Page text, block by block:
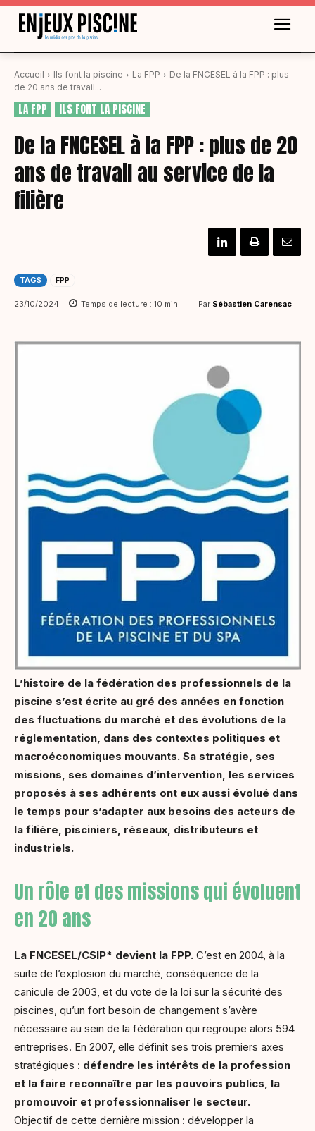
Accueil Ils font la piscine La FPP
De la FNCESEL à la FPP : plus
de 20 ans de travail...
LA FPP ILS FONT LA PISCINE
De la FNCESEL à la FPP : plus de 20
ans de travail au service de la
filière
TAGS FPP
23/10/2024 Temps de lecture : 10 min. Par Sébastien Carensac
L’histoire de la fédération des professionnels de la
piscine s’est écrite au gré des années en fonction
des fluctuations du marché et des évolutions de la
réglementation, dans des contextes politiques et
macroéconomiques mouvants. Sa stratégie, ses
missions, ses domaines d’intervention, les services
proposés à ses adhérents ont eux aussi évolué dans
le temps pour s’adapter aux besoins des acteurs de
la filière, pisciniers, réseaux, distributeurs et
industriels.
Un rôle et des missions qui évoluent
en 20 ans
La FNCESEL/CSIP* devient la FPP. C’est en 2004, à la
suite de l’explosion du marché, conséquence de la
canicule de 2003, et du vote de la loi sur la sécurité des
piscines, qu’un fort besoin de changement s’avère
nécessaire au sein de la fédération qui regroupe alors 594
entreprises. En 2007, elle définit ses trois premiers axes
stratégiques : défendre les intérêts de la profession
et la faire reconnaître par les pouvoirs publics, la
promouvoir et professionnaliser le secteur.
Objectif de cette dernière mission : développer la